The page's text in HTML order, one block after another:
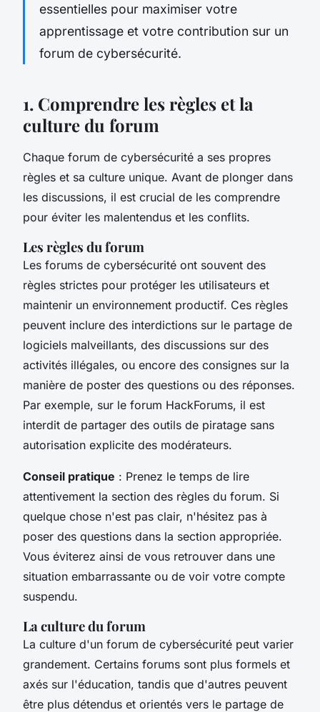
essentielles pour maximiser votre
apprentissage et votre contribution sur un
forum de cybersécurité.
1. Comprendre les règles et la
culture du forum
Chaque forum de cybersécurité a ses propres
règles et sa culture unique. Avant de plonger dans
les discussions, il est crucial de les comprendre
pour éviter les malentendus et les conflits.
Les règles du forum
Les forums de cybersécurité ont souvent des
règles strictes pour protéger les utilisateurs et
maintenir un environnement productif. Ces règles
peuvent inclure des interdictions sur le partage de
logiciels malveillants, des discussions sur des
activités illégales, ou encore des consignes sur la
manière de poster des questions ou des réponses.
Par exemple, sur le forum HackForums, il est
interdit de partager des outils de piratage sans
autorisation explicite des modérateurs.
Conseil pratique : Prenez le temps de lire
attentivement la section des règles du forum. Si
quelque chose n'est pas clair, n'hésitez pas à
poser des questions dans la section appropriée.
Vous éviterez ainsi de vous retrouver dans une
situation embarrassante ou de voir votre compte
suspendu.
La culture du forum
La culture d'un forum de cybersécurité peut varier
grandement. Certains forums sont plus formels et
axés sur l'éducation, tandis que d'autres peuvent
être plus détendus et orientés vers le partage de